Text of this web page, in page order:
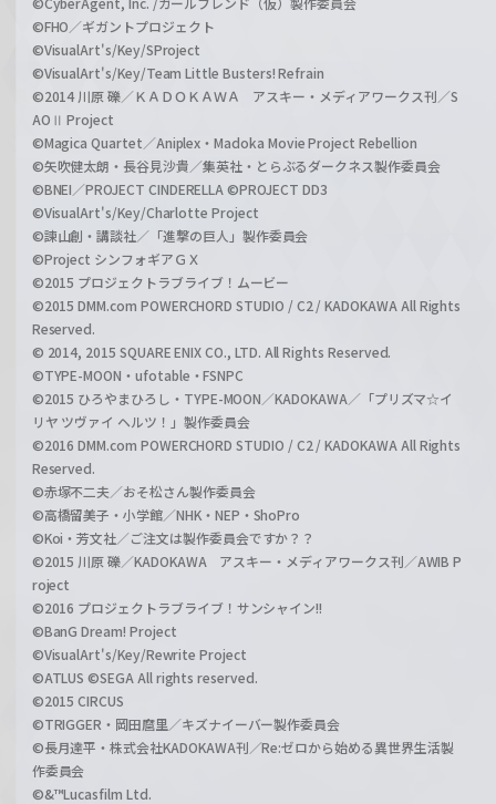
©FHO／ギガントプロジェクト
©VisualArt's/Key/SProject
©VisualArt's/Key/Team Little Busters! Refrain
©2014 川原 礫／ＫＡＤＯＫＡＷＡ アスキー・メディアワークス刊／S
AOⅡ Project
©Magica Quartet／Aniplex・Madoka Movie Project Rebellion
©矢吹健太朗・長谷見沙貴／集英社・とらぶるダークネス製作委員会
©BNEI／PROJECT CINDERELLA ©PROJECT DD3
©VisualArt's/Key/Charlotte Project
©諫山創・講談社／「進撃の巨人」製作委員会
©Project シンフォギアＧＸ
©2015 プロジェクトラブライブ！ムービー
©2015 DMM.com POWERCHORD STUDIO / C2 / KADOKAWA All Rights
Reserved.
© 2014, 2015 SQUARE ENIX CO., LTD. All Rights Reserved.
©TYPE-MOON・ufotable・FSNPC
©2015 ひろやまひろし・TYPE-MOON／KADOKAWA／「プリズマ☆イ
リヤ ツヴァイ ヘルツ！」製作委員会
©2016 DMM.com POWERCHORD STUDIO / C2 / KADOKAWA All Rights
Reserved.
©赤塚不二夫／おそ松さん製作委員会
©高橋留美子・小学館／NHK・NEP・ShoPro
©Koi・芳文社／ご注文は製作委員会ですか？？
©2015 川原 礫／KADOKAWA アスキー・メディアワークス刊／AWIB P
roject
©2016 プロジェクトラブライブ！サンシャイン!!
©BanG Dream! Project
©VisualArt's/Key/Rewrite Project
©ATLUS ©SEGA All rights reserved.
©2015 CIRCUS
©TRIGGER・岡田麿里／キズナイーバー製作委員会
©長月達平・株式会社KADOKAWA刊／Re:ゼロから始める異世界生活製
作委員会
©&™Lucasfilm Ltd.